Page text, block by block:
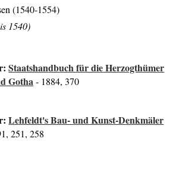
(1540-1554)
1540)
Staatshandbuch für die Herzogthümer
Gotha- 1884, 370
Lehfeldt's Bau- und Kunst-Denkmäler
251, 258